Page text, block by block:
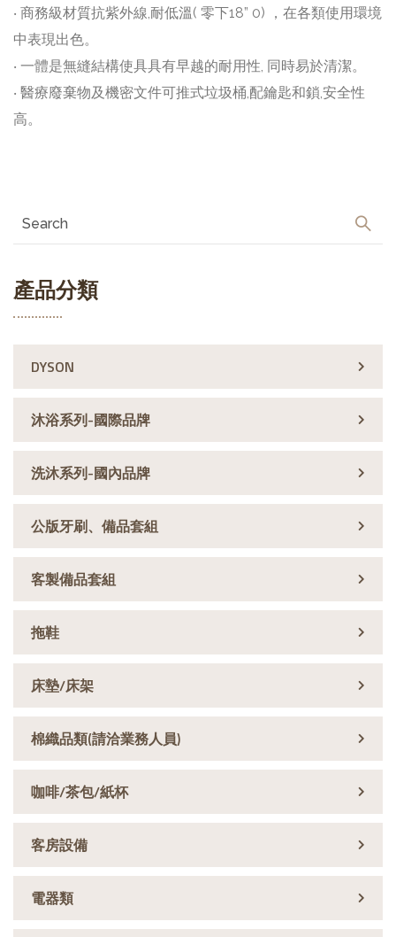
產品分類
DYSON
沐浴系列-國際品牌
洗沐系列-國內品牌
公版牙刷、備品套組
客製備品套組
拖鞋
床墊/床架
棉織品類(請洽業務人員)
咖啡/茶包/紙杯
客房設備
電器類
‧ 商務級材質抗紫外線,耐低溫( 零下18” 0) ，在各類使用環境
中表現出色。
‧ 一體是無縫結構使具具有早越的耐用性, 同時易於清潔。
‧ 醫療廢棄物及機密文件可推式垃圾桶,配鑰匙和鎖,安全性
高。